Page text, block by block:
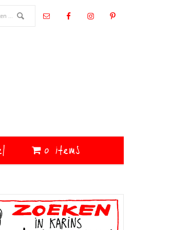
0 items